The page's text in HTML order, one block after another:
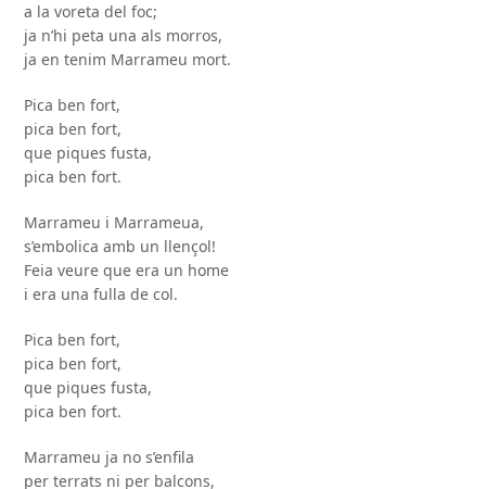
a la voreta del foc;
ja n’hi peta una als morros,
ja en tenim Marrameu mort.
Pica ben fort,
pica ben fort,
que piques fusta,
pica ben fort.
Marrameu i Marrameua,
s’embolica amb un llençol!
Feia veure que era un home
i era una fulla de col.
Pica ben fort,
pica ben fort,
que piques fusta,
pica ben fort.
Marrameu ja no s’enfila
per terrats ni per balcons,